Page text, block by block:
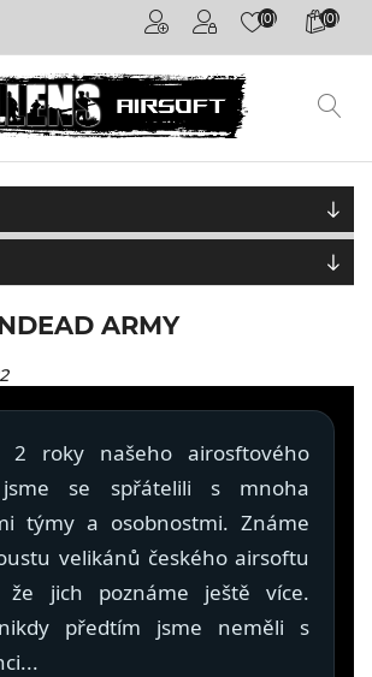
(0) (0)
ARMY
2 roky našeho airosftového
jsme se spřátelili s mnoha
týmy a osobnostmi. Známe
velikánů českého airsoftu
jich poznáme ještě více.
předtím jsme neměli s